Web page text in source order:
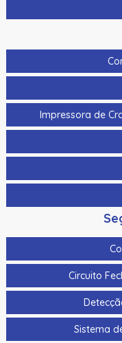
Impressora de
Circuito
Sistema